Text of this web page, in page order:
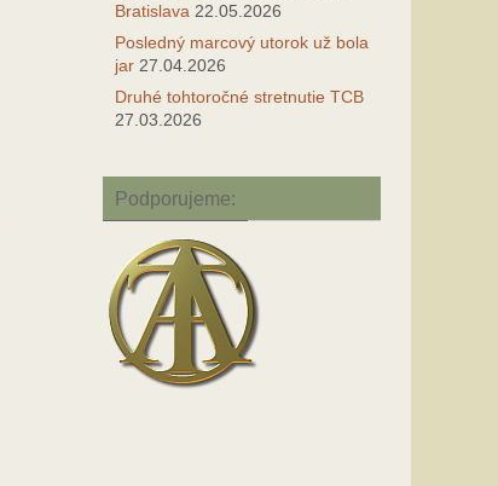
Bratislava 22.05.2026
Posledný marcový utorok už bola
jar 27.04.2026
Druhé tohtoročné stretnutie TCB
27.03.2026
Podporujeme: